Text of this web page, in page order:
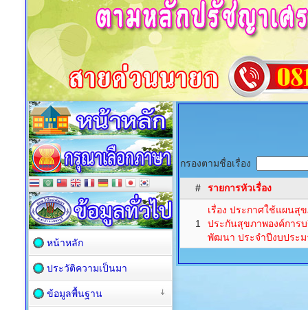
กรองตามชื่อเรื่อง
# รายการหัวเรื่อง
1
เรื่อง ประกาศใช้แผน
ประกันสุขภาพองค์การ
พัฒนา ประจำปีงบประ
หน้าหลัก
ประวัติความเป็นมา
ข้อมูลพื้นฐาน